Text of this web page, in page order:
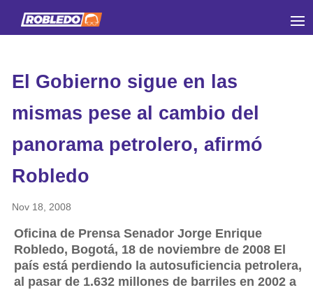
El Gobierno sigue en las
mismas pese al cambio del
panorama petrolero, afirmó
Robledo
Nov 18, 2008
Oficina de Prensa Senador Jorge Enrique
Robledo, Bogotá, 18 de noviembre de 2008 El
país está perdiendo la autosuficiencia petrolera,
al pasar de 1.632 millones de barriles en 2002 a